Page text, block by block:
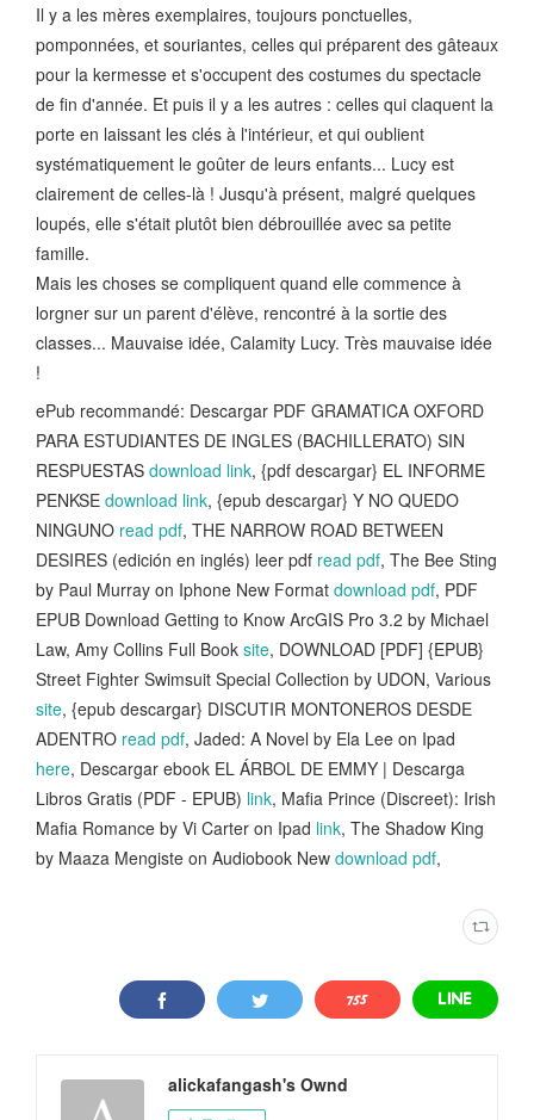
Il y a les mères exemplaires, toujours ponctuelles,
pomponnées, et souriantes, celles qui préparent des gâteaux
pour la kermesse et s'occupent des costumes du spectacle
de fin d'année. Et puis il y a les autres : celles qui claquent la
porte en laissant les clés à l'intérieur, et qui oublient
systématiquement le goûter de leurs enfants... Lucy est
clairement de celles-là ! Jusqu'à présent, malgré quelques
loupés, elle s'était plutôt bien débrouillée avec sa petite
famille.
Mais les choses se compliquent quand elle commence à
lorgner sur un parent d'élève, rencontré à la sortie des
classes... Mauvaise idée, Calamity Lucy. Très mauvaise idée
!
ePub recommandé: Descargar PDF GRAMATICA OXFORD
PARA ESTUDIANTES DE INGLES (BACHILLERATO) SIN
RESPUESTAS download link, {pdf descargar} EL INFORME
PENKSE download link, {epub descargar} Y NO QUEDO
NINGUNO read pdf, THE NARROW ROAD BETWEEN
DESIRES (edición en inglés) leer pdf read pdf, The Bee Sting
by Paul Murray on Iphone New Format download pdf, PDF
EPUB Download Getting to Know ArcGIS Pro 3.2 by Michael
Law, Amy Collins Full Book site, DOWNLOAD [PDF] {EPUB}
Street Fighter Swimsuit Special Collection by UDON, Various
site, {epub descargar} DISCUTIR MONTONEROS DESDE
ADENTRO read pdf, Jaded: A Novel by Ela Lee on Ipad
here, Descargar ebook EL ÁRBOL DE EMMY | Descarga
Libros Gratis (PDF - EPUB) link, Mafia Prince (Discreet): Irish
Mafia Romance by Vi Carter on Ipad link, The Shadow King
by Maaza Mengiste on Audiobook New download pdf,
alickafangash's Ownd